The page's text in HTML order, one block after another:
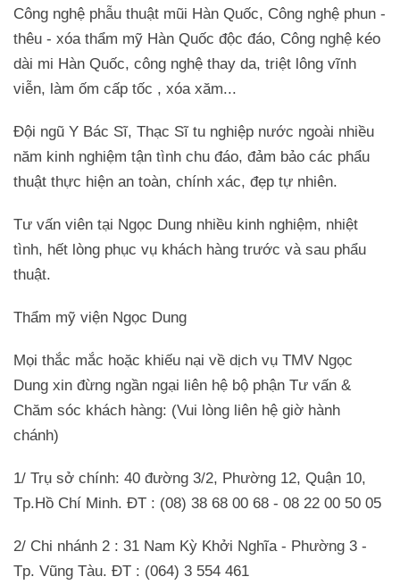
Công nghệ phẫu thuật mũi Hàn Quốc, Công nghệ phun -
thêu - xóa thẩm mỹ Hàn Quốc độc đáo, Công nghệ kéo
dài mi Hàn Quốc, công nghệ thay da, triệt lông vĩnh
viễn, làm ốm cấp tốc , xóa xăm...
Đội ngũ Y Bác Sĩ, Thạc Sĩ tu nghiệp nước ngoài nhiều
năm kinh nghiệm tận tình chu đáo, đảm bảo các phẩu
thuật thực hiện an toàn, chính xác, đẹp tự nhiên.
Tư vấn viên tại Ngọc Dung nhiều kinh nghiệm, nhiệt
tình, hết lòng phục vụ khách hàng trước và sau phẩu
thuật.
Thẩm mỹ viện Ngọc Dung
Mọi thắc mắc hoặc khiếu nại về dịch vụ TMV Ngọc
Dung xin đừng ngần ngại liên hệ bộ phận Tư vấn &
Chăm sóc khách hàng: (Vui lòng liên hệ giờ hành
chánh)
1/ Trụ sở chính: 40 đường 3/2, Phường 12, Quận 10,
Tp.Hồ Chí Minh. ĐT : (08) 38 68 00 68 - 08 22 00 50 05
2/ Chi nhánh 2 : 31 Nam Kỳ Khởi Nghĩa - Phường 3 -
Tp. Vũng Tàu. ĐT : (064) 3 554 461